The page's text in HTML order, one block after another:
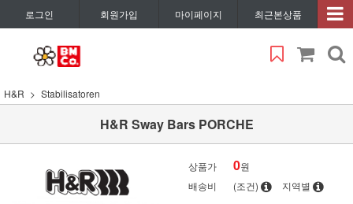
로그인 회원가입 마이페이지 최근본상품
H&R Stabilisatoren
H&R Sway Bars PORCHE
상품가 0원
배송비
(조건) 지역별